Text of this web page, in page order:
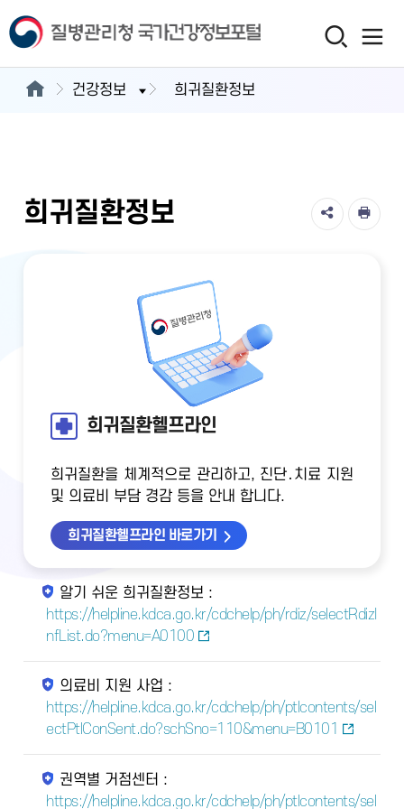
건강정보 희귀질환정보
희귀질환정보
희귀질환헬프라인
희귀질환을 체계적으로 관리하고, 진단․치료 지원
및 의료비 부담 경감 등을 안내 합니다.
희귀질환헬프라인 바로가기
알기 쉬운 희귀질환정보 :
https://helpline.kdca.go.kr/cdchelp/ph/rdiz/selectRdizI
nfList.do?menu=A0100
의료비 지원 사업 :
https://helpline.kdca.go.kr/cdchelp/ph/ptlcontents/sel
ectPtlConSent.do?schSno=110&menu=B0101
권역별 거점센터 :
https://helpline.kdca.go.kr/cdchelp/ph/ptlcontents/sel